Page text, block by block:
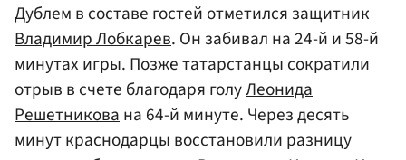
Дублем в составе гостей отметился защитник
Владимир Лобкарев. Он забивал на 24-й и 58-й
минутах игры. Позже татарстанцы сократили
отрыв в счете благодаря голуЛеонида
Решетникована 64-й минуте. Через десять
минут краснодарцы восстановили разницу